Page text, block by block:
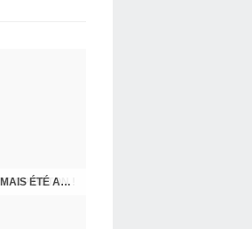
J-200 : BILAN DE FIN MANDAT DU MAIRE : LES COLOMBIENS N’ONT JAMAIS ÉTÉ AUSSI MAL TRAITÉS ET MÉPRISÉS
STOP BÉTON !